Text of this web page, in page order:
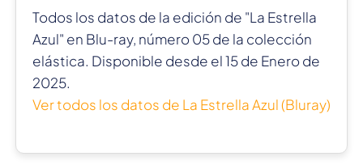
Todos los datos de la edición de "La Estrella
Azul" en Blu-ray, número 05 de la colección
elástica. Disponible desde el 15 de Enero de
2025.
Ver todos los datos de La Estrella Azul (Bluray)